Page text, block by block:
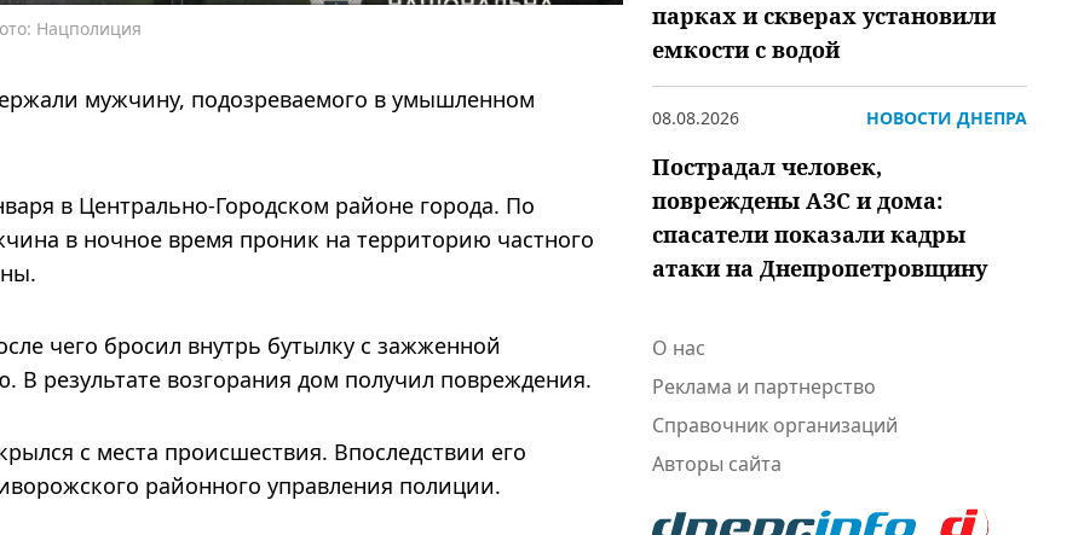
Нацполиция
мужчину, подозреваемого в умышленном
в Центрально-Городском районе города. По
в ночное время проник на территорию частного
чего бросил внутрь бутылку с зажженной
В результате возгорания дом получил повреждения.
с места происшествия. Впоследствии его
районного управления полиции.
парках и скверах установили
емкости с водой
08.08.2026 НОВОСТИ ДНЕПРА
Пострадал человек,
повреждены АЗС и дома:
спасатели показали кадры
атаки на Днепропетровщину
О нас
Реклама и партнерство
Справочник организаций
Авторы сайта